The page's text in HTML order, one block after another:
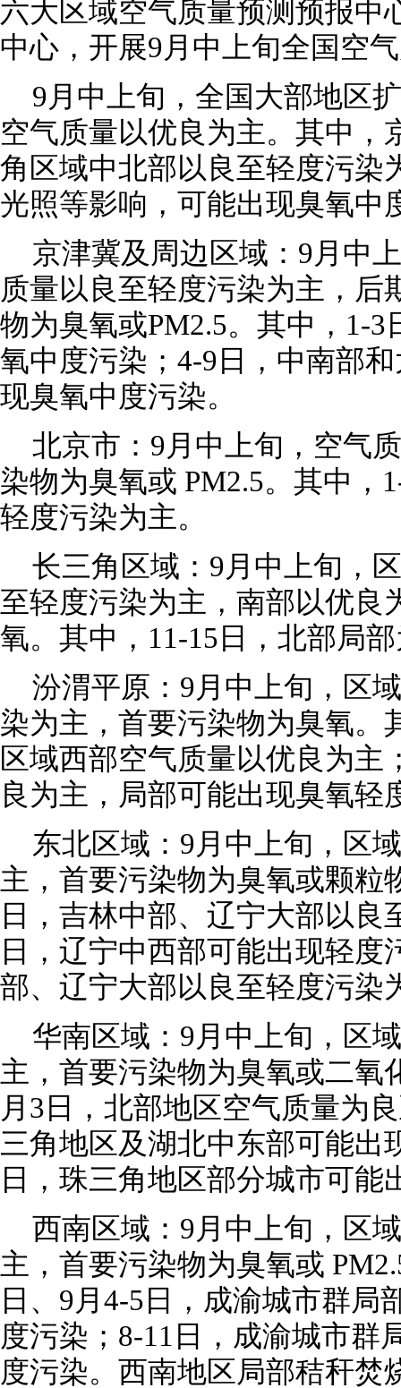
六大区域空气质量预测预报中
中心，开展9月中上旬全国空
9月中上旬，全国大部地区
空气质量以优良为主。其中，
角区域中北部以良至轻度污染
光照等影响，可能出现臭氧中
京津冀及周边区域：9月中
质量以良至轻度污染为主，后
物为臭氧或PM2.5。其中，1-
氧中度污染；4-9日，中南部
现臭氧中度污染。
北京市：9月中上旬，空气
染物为臭氧或 PM2.5。其中，
轻度污染为主。
长三角区域：9月中上旬，
至轻度污染为主，南部以优良
氧。其中，11-15日，北部局
汾渭平原：9月中上旬，区
染为主，首要污染物为臭氧。
区域西部空气质量以优良为主
良为主，局部可能出现臭氧轻
东北区域：9月中上旬，区
主，首要污染物为臭氧或颗粒
日，吉林中部、辽宁大部以良
日，辽宁中西部可能出现轻度
部、辽宁大部以良至轻度污染
华南区域：9月中上旬，区
主，首要污染物为臭氧或二氧
月3日，北部地区空气质量为
三角地区及湖北中东部可能出
日，珠三角地区部分城市可能
西南区域：9月中上旬，区
主，首要污染物为臭氧或
日、9月4-5日，成渝城市群局
度污染；8-11日，成渝城市群
度污染。西南地区局部秸秆焚